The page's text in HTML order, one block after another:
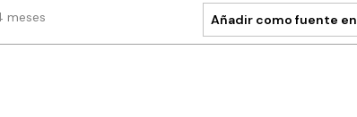
meses Añadir como fuente en